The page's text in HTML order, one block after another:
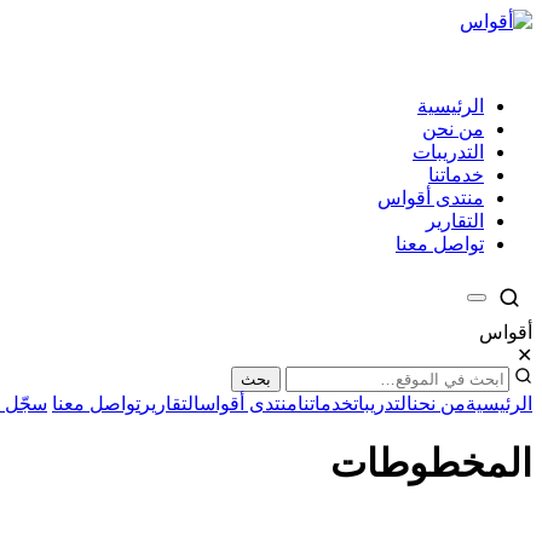
الرئيسية
من نحن
التدريبات
خدماتنا
منتدى أقواس
التقارير
تواصل معنا
أقواس
✕
بحث
الرئيسيةمن نحنالتدريباتخدماتنامنتدى أقواسالتقارير تواصل معنا سجّل
المخطوطات